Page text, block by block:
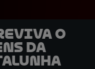
o
da